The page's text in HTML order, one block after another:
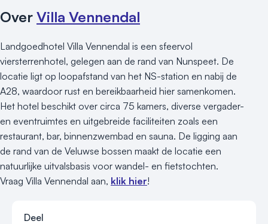
Over Villa Vennendal
Landgoedhotel Villa Vennendal is een sfeervol
viersterrenhotel, gelegen aan de rand van Nunspeet. De
locatie ligt op loopafstand van het NS-station en nabij de
A28, waardoor rust en bereikbaarheid hier samenkomen.
Het hotel beschikt over circa 75 kamers, diverse vergader-
en eventruimtes en uitgebreide faciliteiten zoals een
restaurant, bar, binnenzwembad en sauna. De ligging aan
de rand van de Veluwse bossen maakt de locatie een
natuurlijke uitvalsbasis voor wandel- en fietstochten.
Vraag Villa Vennendal aan, klik hier!
Deel